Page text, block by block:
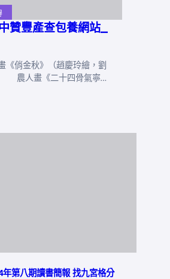
贊豐產查包養網站_
俏金秋》（趙慶玲繪，劉
農人畫《二十四骨氣寧…
第八期讀書簡報 找九宮格分